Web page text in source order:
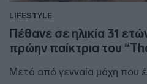
LIFESTYLE
Πέθανε σε ηλικία 31
πρώην παίκτρια του
Μετά από γενναία μάχη που